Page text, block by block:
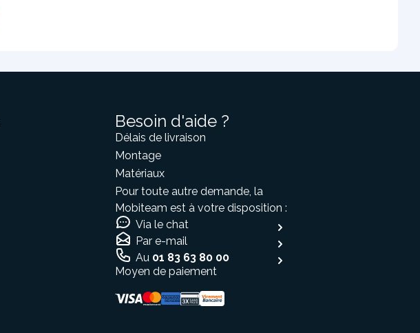
Besoin d'aide ?
Délais de livraison
Montage
Matériaux
Pour toute autre demande, la
Mobiteam est à votre disposition :
Via le chat
Par e-mail
Au 01 83 63 80 00
Moyen de paiement